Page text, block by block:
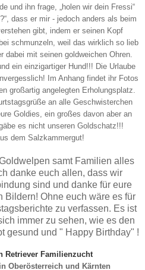
und ihn frage, „holen wir dein Fressi“
dass er mir - jedoch anders als beim
gibt, indem er seinen Kopf
schmunzeln, weil das wirklich so lieb
mit seinen goldweichen Ohren.
ein einzigartiger Hund!!! Die Urlaube
Im Anhang findet ihr Fotos
großartig angelegten Erholungsplatz.
an alle Geschwisterchen
Goldies, ein großes davon aber an
es nicht unseren Goldschatz!!!
dem Salzkammergut!
samt Familien alles
danke euch allen, dass wir
sind und danke für eure
Bildern! Ohne euch wäre es für
zu verfassen. Es ist
immer zu sehen, wie es den
gesund und " Happy Birthday" !
Retriever Familienzucht
Oberösterreich und Kärnten